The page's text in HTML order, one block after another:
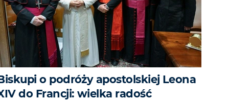
o podróży apostolskiej Leona
do Francji: wielka radość